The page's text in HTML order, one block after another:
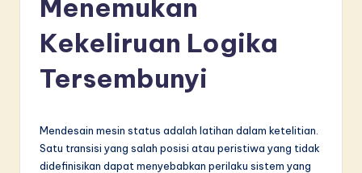
Menemukan
Kekeliruan Logika
Tersembunyi
Mendesain mesin status adalah latihan dalam ketelitian.
Satu transisi yang salah posisi atau peristiwa yang tidak
didefinisikan dapat menyebabkan perilaku sistem yang